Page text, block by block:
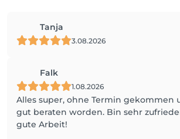
Tanja
3.08.2026
Falk
1.08.2026
Alles super, ohne Termin gekommen
gut beraten worden. Bin sehr
gute Arbeit!